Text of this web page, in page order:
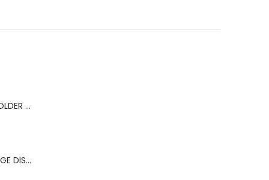
BERNS ACR.RING HOLDER 180*120MM FOR 9 RINGS
BERNS ACR.OHRRINGE DISP. 130*320MM FOR 36 PAIRS